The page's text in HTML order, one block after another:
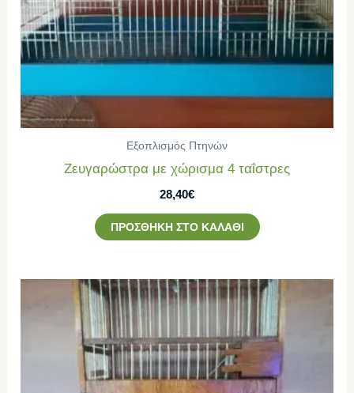
Εξοπλισμός Πτηνών
Ζευγαρώστρα με χώρισμα 4 ταΐστρες
28,40€
ΠΡΟΣΘΉΚΗ ΣΤΟ ΚΑΛΆΘΙ